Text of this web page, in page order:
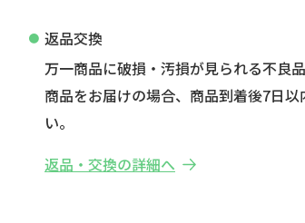
返品交換
万一商品に破損・汚損が見られる不良
商品をお届けの場合、商品到着後7日以
い。
返品・交換の詳細へ